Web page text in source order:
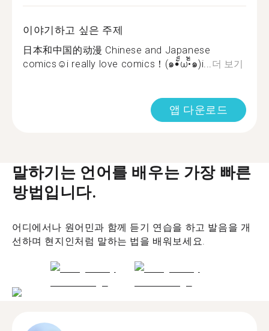
이야기하고 싶은 주제
日本和中国的动漫 Chinese and Japanese
comics☺i really love comics！(๑•ั็ω•็ั๑)i... 더 보기
앱 다운로드
말하기는 언어를 배우는 가장 빠른
방법입니다.
어디에서나 원어민과 함께 듣기 연습을 하고 발음을 개
선하며 현지인처럼 말하는 법을 배워보세요.